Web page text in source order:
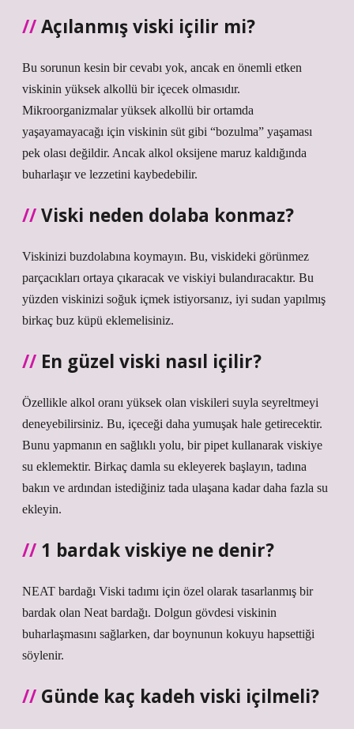
Açılanmış viski içilir mi?
Bu sorunun kesin bir cevabı yok, ancak en önemli etken
viskinin yüksek alkollü bir içecek olmasıdır.
Mikroorganizmalar yüksek alkollü bir ortamda
yaşayamayacağı için viskinin süt gibi “bozulma” yaşaması
pek olası değildir. Ancak alkol oksijene maruz kaldığında
buharlaşır ve lezzetini kaybedebilir.
Viski neden dolaba konmaz?
Viskinizi buzdolabına koymayın. Bu, viskideki görünmez
parçacıkları ortaya çıkaracak ve viskiyi bulandıracaktır. Bu
yüzden viskinizi soğuk içmek istiyorsanız, iyi sudan yapılmış
birkaç buz küpü eklemelisiniz.
En güzel viski nasıl içilir?
Özellikle alkol oranı yüksek olan viskileri suyla seyreltmeyi
deneyebilirsiniz. Bu, içeceği daha yumuşak hale getirecektir.
Bunu yapmanın en sağlıklı yolu, bir pipet kullanarak viskiye
su eklemektir. Birkaç damla su ekleyerek başlayın, tadına
bakın ve ardından istediğiniz tada ulaşana kadar daha fazla su
ekleyin.
1 bardak viskiye ne denir?
NEAT bardağı Viski tadımı için özel olarak tasarlanmış bir
bardak olan Neat bardağı. Dolgun gövdesi viskinin
buharlaşmasını sağlarken, dar boynunun kokuyu hapsettiği
söylenir.
Günde kaç kadeh viski içilmeli?